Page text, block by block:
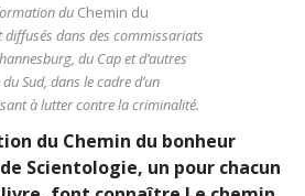
du Chemin du
dans des commissariats
du Cap et d’autres
Sud, dans le cadre d’un
à lutter contre la criminalité.
du Chemin du bonheur
Scientologie, un pour chacun